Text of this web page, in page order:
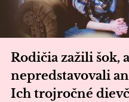
Rodičia zažili šok,
nepredstavovali
Ich trojročné